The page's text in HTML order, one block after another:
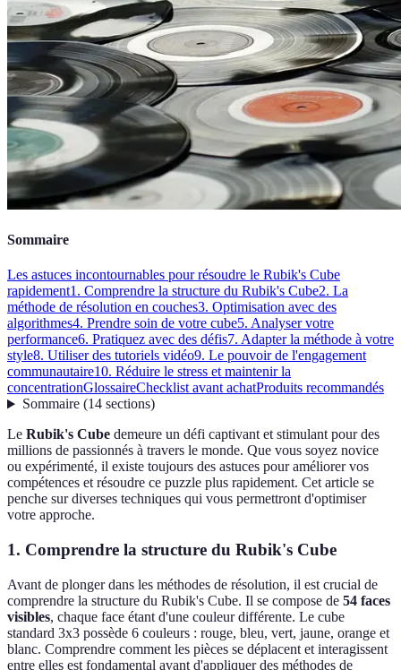
Sommaire
Les astuces incontournables pour résoudre le Rubik's Cube
rapidement1. Comprendre la structure du Rubik's Cube2. La
méthode de résolution en couches3. Optimisation avec des
algorithmes4. Prendre soin de votre cube5. Analyser votre
performance6. Pratiquez avec des défis7. Adapter la méthode à votre
style8. Utiliser des tutoriels vidéo9. Le pouvoir de l'engagement
communautaire10. Réduire le stress et maintenir la
concentrationGlossaireChecklist avant achatProduits recommandés
Sommaire(14 sections)
Le Rubik's Cube demeure un défi captivant et stimulant pour des
millions de passionnés à travers le monde. Que vous soyez novice
ou expérimenté, il existe toujours des astuces pour améliorer vos
compétences et résoudre ce puzzle plus rapidement. Cet article se
penche sur diverses techniques qui vous permettront d'optimiser
votre approche.
1. Comprendre la structure du Rubik's Cube
Avant de plonger dans les méthodes de résolution, il est crucial de
comprendre la structure du Rubik's Cube. Il se compose de 54 faces
visibles, chaque face étant d'une couleur différente. Le cube
standard 3x3 possède 6 couleurs : rouge, bleu, vert, jaune, orange et
blanc. Comprendre comment les pièces se déplacent et interagissent
entre elles est fondamental avant d'appliquer des méthodes de